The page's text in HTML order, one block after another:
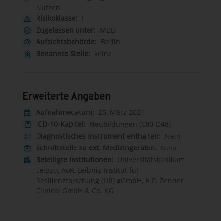
Nutzen
warning Risikoklasse:
check_circle Zugelassen unter: MDD
visibility Aufsichtsbehörde: Berlin
home_health Benannte Stelle: keine
Erweiterte Angaben
event
Aufnahmedatum: 25. März 2021
book ICD-10-Kapitel: Neubildungen (C00-D48)
checklist Diagnostisches Instrument enthalten: Nein
medical_services Schnittstelle zu ext. Medizingeräten: Nein
apartment Beteiligte Institutionen: Universitätsklinikum
Leipzig AöR, Leibniz-Institut für
Resilienzforschung (LIR) gGmbH, H.P. Zenner
Clinical GmbH & Co. KG